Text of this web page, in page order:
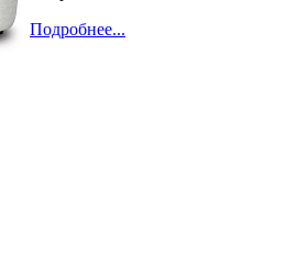
Подробнее...